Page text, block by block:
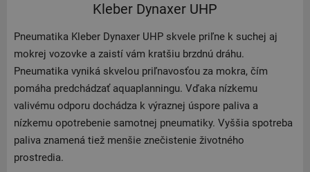
Kleber Dynaxer UHP
Pneumatika Kleber Dynaxer UHP skvele priľne k suchej aj
mokrej vozovke a zaistí vám kratšiu brzdnú dráhu.
Pneumatika vyniká skvelou priľnavosťou za mokra, čím
pomáha predchádzať aquaplanningu. Vďaka nízkemu
valivému odporu dochádza k výraznej úspore paliva a
nízkemu opotrebenie samotnej pneumatiky. Vyššia spotreba
paliva znamená tiež menšie znečistenie životného
prostredia.